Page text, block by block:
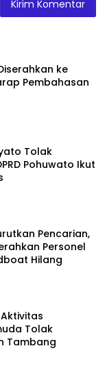
ke
Pembahasan
Tolak
Pohuwato Ikut
Pencarian,
Personel
Hilang
Tolak
Tambang